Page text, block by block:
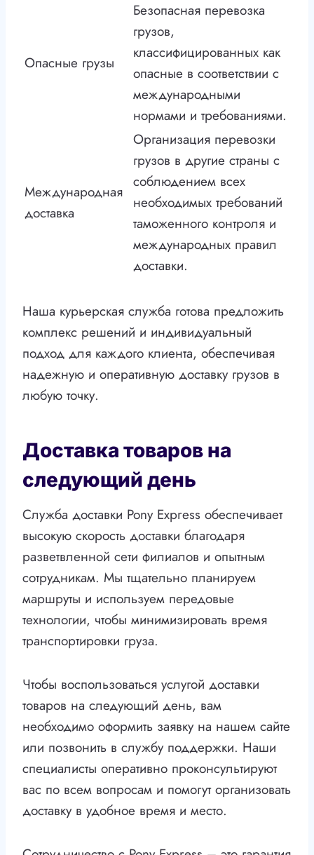
Опасные грузы
Безопасная перевозка
грузов,
классифицированных как
опасные в соответствии с
международными
нормами и требованиями.
Международная
доставка
Организация перевозки
грузов в другие страны с
соблюдением всех
необходимых требований
таможенного контроля и
международных правил
доставки.
Наша курьерская служба готова предложить
комплекс решений и индивидуальный
подход для каждого клиента, обеспечивая
надежную и оперативную доставку грузов в
любую точку.
Доставка товаров на
следующий день
Служба доставки Pony Express обеспечивает
высокую скорость доставки благодаря
разветвленной сети филиалов и опытным
сотрудникам. Мы тщательно планируем
маршруты и используем передовые
технологии, чтобы минимизировать время
транспортировки груза.
Чтобы воспользоваться услугой доставки
товаров на следующий день, вам
необходимо оформить заявку на нашем сайте
или позвонить в службу поддержки. Наши
специалисты оперативно проконсультируют
вас по всем вопросам и помогут организовать
доставку в удобное время и место.